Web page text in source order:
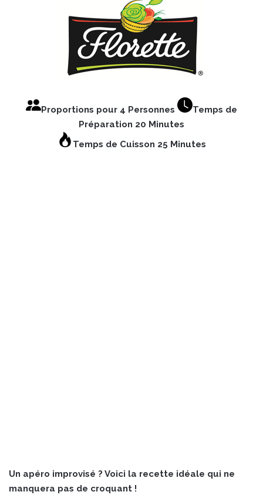
Proportions pour 4 Personnes
Temps de
Préparation 20 Minutes
Temps de Cuisson 25 Minutes
Un apéro improvisé ? Voici la recette idéale qui ne
manquera pas de croquant !